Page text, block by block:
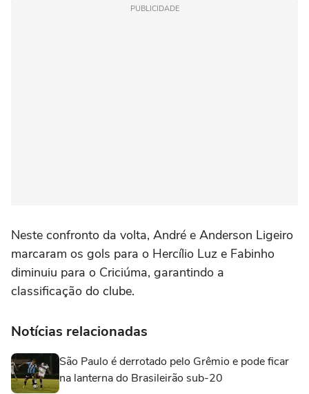
PUBLICIDADE
Neste confronto da volta, André e Anderson Ligeiro
marcaram os gols para o Hercílio Luz e Fabinho
diminuiu para o Criciúma, garantindo a
classificação do clube.
Notícias relacionadas
São Paulo é derrotado pelo Grêmio e pode ficar
na lanterna do Brasileirão sub-20